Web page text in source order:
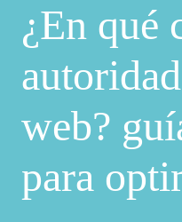
¿En qué
web?
para